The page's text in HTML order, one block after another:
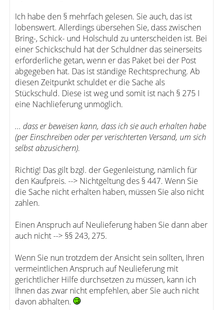
Ich habe den § mehrfach gelesen. Sie auch, das ist
lobenswert. Allerdings übersehen Sie, dass zwischen
Bring-, Schick- und Holschuld zu unterscheiden ist. Bei
einer Schickschuld hat der Schuldner das seinerseits
erforderliche getan, wenn er das Paket bei der Post
abgegeben hat. Das ist ständige Rechtsprechung. Ab
diesen Zeitpunkt schuldet er die Sache als
Stückschuld. Diese ist weg und somit ist nach § 275 I
eine Nachlieferung unmöglich.
... dass er beweisen kann, dass ich sie auch erhalten habe
(per Einschreiben oder per verischterten Versand, um sich
selbst abzusichern).
Richtig! Das gilt bzgl. der Gegenleistung, nämlich für
den Kaufpreis. --> Nichtgeltung des § 447. Wenn Sie
die Sache nicht erhalten haben, müssen Sie also nicht
zahlen.
Einen Anspruch auf Neulieferung haben Sie dann aber
auch nicht --> §§ 243, 275.
Wenn Sie nun trotzdem der Ansicht sein sollten, Ihren
vermeintlichen Anspruch auf Neulieferung mit
gerichtlicher Hilfe durchsetzen zu müssen, kann ich
Ihnen das zwar nicht empfehlen, aber Sie auch nicht
davon abhalten.